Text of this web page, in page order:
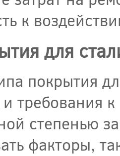
к
для
покрытия
и требования
степенью
факторы,